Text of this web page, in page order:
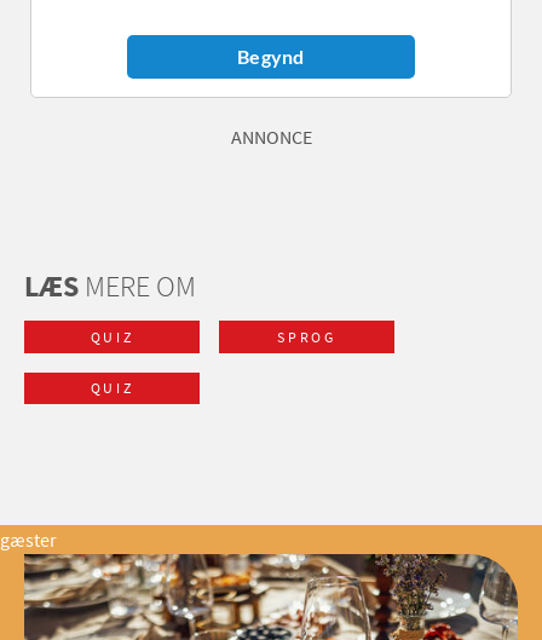
ANNONCE
LÆS MERE OM
QUIZ SPROG
QUIZ
gæster